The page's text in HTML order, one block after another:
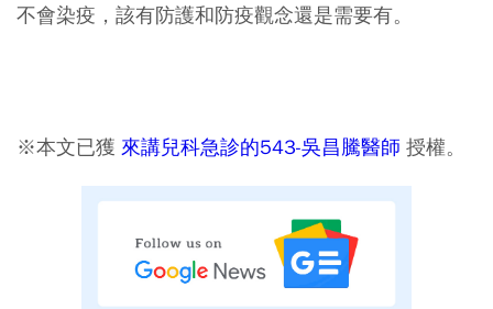
不會染疫，該有防護和防疫觀念還是需要有。
※本文已獲 來講兒科急診的543-吳昌騰醫師 授權。